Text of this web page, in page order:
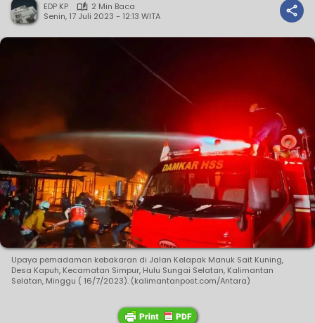
EDP KP
2 Min Baca
Senin, 17 Juli 2023 - 12:13 WITA
Upaya pemadaman kebakaran di Jalan Kelapak Manuk Sait Kuning,
Desa Kapuh, Kecamatan Simpur, Hulu Sungai Selatan, Kalimantan
Selatan, Minggu ( 16/7/2023). (kalimantanpost.com/Antara)